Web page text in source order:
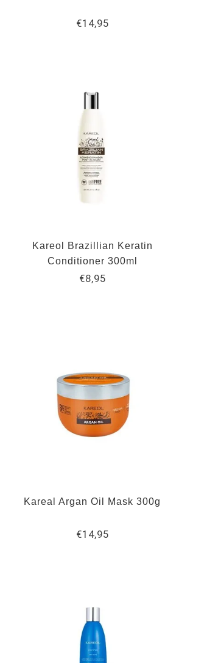
€14,95
Kareol Brazillian Keratin
Conditioner 300ml
€8,95
Kareal Argan Oil Mask 300g
€14,95